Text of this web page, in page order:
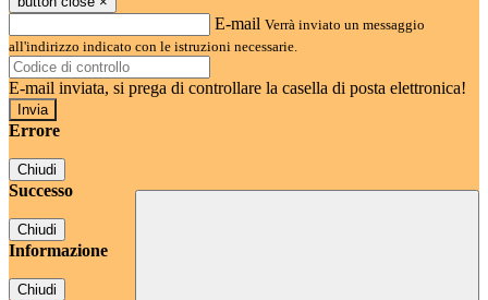
E-mail Verrà inviato un messaggio
all'indirizzo indicato con le istruzioni necessarie.
E-mail inviata, si prega di controllare la casella di posta elettronica!
Errore
Chiudi
Successo
Chiudi
Informazione
Chiudi